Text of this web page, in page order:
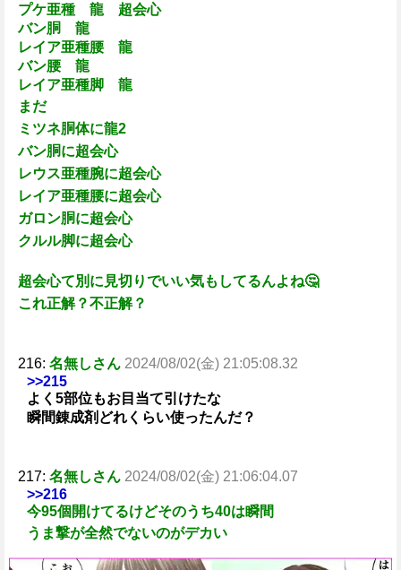
プケ亜種 龍 超会心
バン胴 龍
レイア亜種腰 龍
バン腰 龍
レイア亜種脚 龍
まだ
ミツネ胴体に龍2
バン胴に超会心
レウス亜種腕に超会心
レイア亜種腰に超会心
ガロン胴に超会心
クルル脚に超会心
超会心て別に見切りでいい気もしてるんよね🤔
これ正解？不正解？
216: 名無しさん 2024/08/02(金) 21:05:08.32
>>215
よく5部位もお目当て引けたな
瞬間錬成剤どれくらい使ったんだ？
217: 名無しさん 2024/08/02(金) 21:06:04.07
>>216
今95個開けてるけどそのうち40は瞬間
うま撃が全然でないのがデカい